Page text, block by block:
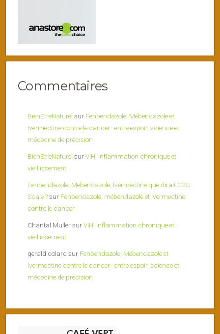
Commentaires
BienEtreNaturel sur Fenbendazole, Mébendazole et
Ivermectine contre le cancer : entre espoir, science et
médecine de précision
BienEtreNaturel surVIH, inflammation chronique et
vieillissement
Fenbendazole, Mebendazole, Ivermectine que dirait C2S-
Scale ?sur Fenbendazole, mébendazole et ivermectine
contre le cancer
Chantal MullersurVIH, inflammation chronique et
vieillissement
gerald colard sur Fenbendazole, Mébendazole et
Ivermectine contre le cancer : entre espoir, science et
médecine de précision